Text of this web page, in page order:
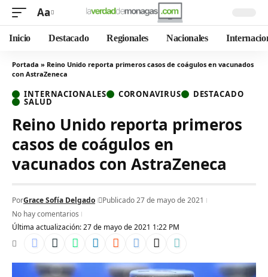
Aa
Inicio Destacado Regionales Nacionales
Portada » Reino Unido reporta primeros casos de coágulos en vacunados
con AstraZeneca
INTERNACIONALES CORONAVIRUS DESTACADO
SALUD
Reino Unido reporta primeros
casos de coágulos en
vacunados con AstraZeneca
Última actualización: 27 de mayo de 2021 1:22 PM
PorGrace Sofía Delgado
Publicado 27 de mayo de 2021
No hay comentarios